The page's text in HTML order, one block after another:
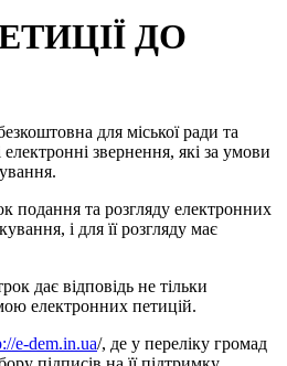
ДО
для міської ради та
звернення, які за умови
подання та розгляду електронних
і для її розгляду має
дає відповідь не тільки
електронних петицій.
e-dem.in.ua/, де у переліку громад